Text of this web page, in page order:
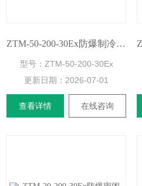
ZTM-50-200-30Ex防爆制冷加热循环装置
型号：ZTM-50-200-30Ex
更新日期： 2026-07-01
查看详情 在线咨询